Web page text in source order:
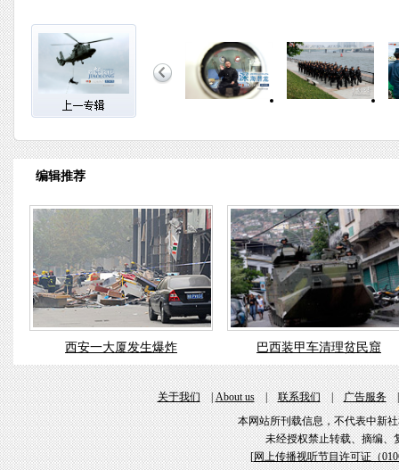
编辑推荐
西安一大厦发生爆炸 巴西装甲车清理贫民窟
关于我们|About us|联系我们|广告服务
本网站所刊载信息，不代表中新
未经授权禁止转载、摘编、
[网上传播视听节目许可证（